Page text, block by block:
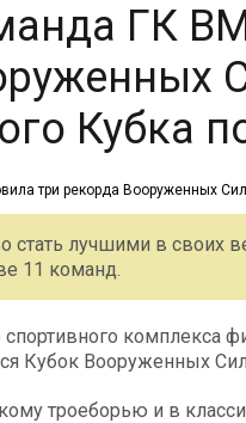
ГК
Кубка
стать лучшими в своих
11 команд.
спортивного комплекса
Кубок Вооруженных
троеборью и в